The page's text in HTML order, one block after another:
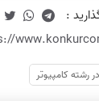
رشته کامپیوتر